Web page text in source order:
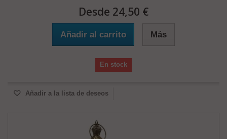
Desde 24,50 €
Añadir al carrito Más
En stock
Añadir a la lista de deseos